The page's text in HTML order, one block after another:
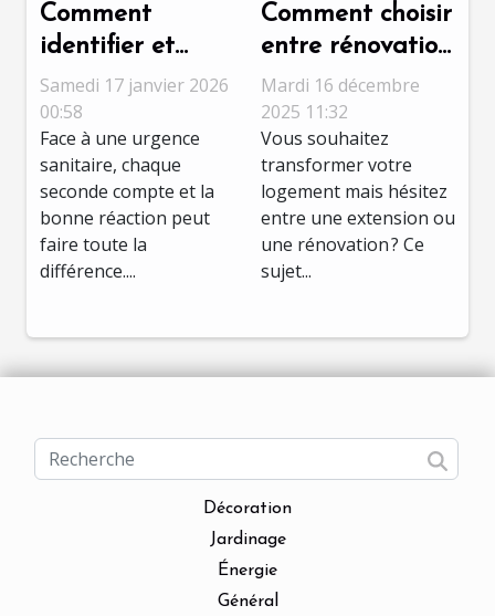
Comment
identifier et
réagir face à
une urgence
sanitaire ?
Samedi 17 janvier 2026
00:58
Face à une urgence
sanitaire, chaque
seconde compte et la
bonne réaction peut
faire toute la
différence....
Comment choisir
entre rénovation
et extension
pour optimiser
votre espace ?
Mardi 16 décembre
2025 11:32
Vous souhaitez
transformer votre
logement mais hésitez
entre une extension ou
une rénovation ? Ce
sujet...
Décoration
Jardinage
Énergie
Général